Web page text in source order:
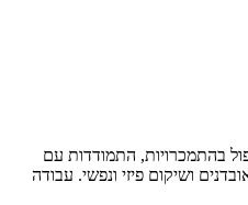
בהתמכרויות, התמודדות עם
ושיקום פיזי ונפשי. עבודה